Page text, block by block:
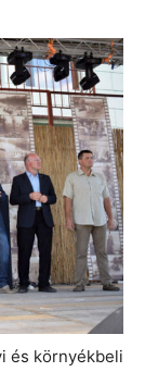
és környékbeli